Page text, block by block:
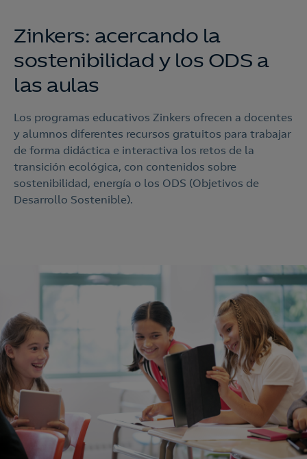
Zinkers: acercando la
sostenibilidad y los ODS a
las aulas
Los programas educativos Zinkers ofrecen a docentes
y alumnos diferentes recursos gratuitos para trabajar
de forma didáctica e interactiva los retos de la
transición ecológica, con contenidos sobre
sostenibilidad, energía o los ODS (Objetivos de
Desarrollo Sostenible).